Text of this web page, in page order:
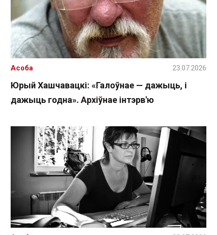
Юрый Хашчавацкі: «Галоўнае — дажыць, і
дажыць годна». Архіўнае інтэрв'ю
Асоба 23.07.2026